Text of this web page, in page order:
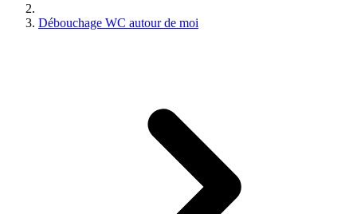
Débouchage WC autour de moi